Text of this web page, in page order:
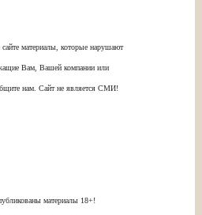
материалы, которые нарушают
Вам, Вашей компании или
нам. Сайт не является СМИ!
материалы 18+!